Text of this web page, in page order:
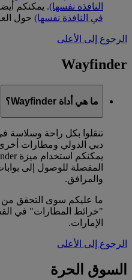
النافذة نفسها). يمكنكم
في النافذة نفسها) حول
الرجوع إلى الأعلى
Wayfinder
ما هي أداة Wayfinder؟
دبي الدولي ومطارات
المفصلة للوصول إلى
والمرافق.
ما عليكم سوى التحقق
"خرائط المطارات" في
الإمارات.
الرجوع إلى الأعلى
السوق الحرة